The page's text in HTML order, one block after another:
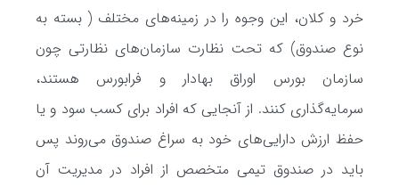
خرد و کلان، این وجوه را در زمینه‌های مختلف ( بسته به
نوع صندوق) که تحت نظارت سازمان‌های نظارتی چون
سازمان بورس اوراق بهادار و فرابورس هستند،
سرمایه‌گذاری کنند. از آنجایی که افراد برای کسب سود و یا
حفظ ارزش دارایی‌های خود به سراغ صندوق می‌روند پس
باید در صندوق تیمی متخصص از افراد در مدیریت آن